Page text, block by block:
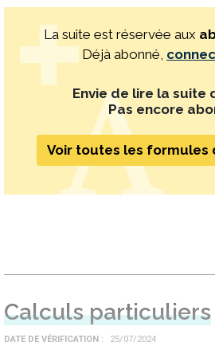
La suite est réservée aux
Déjà abonné,
Envie de lire la suite
Pas encore
Voir toutes les formules
Calculs particuliers
DATE DE VÉRIFICATION 25/07/2024